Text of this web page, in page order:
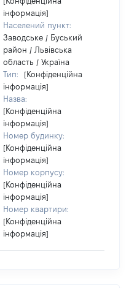
інформація]
Населений пункт:
Заводське / Буський
район / Львівська
область / Україна
Тип:
[Конфіденційна
інформація]
Назва:
[Конфіденційна
інформація]
Номер будинку:
[Конфіденційна
інформація]
Номер корпусу:
[Конфіденційна
інформація]
Номер квартири:
[Конфіденційна
інформація]